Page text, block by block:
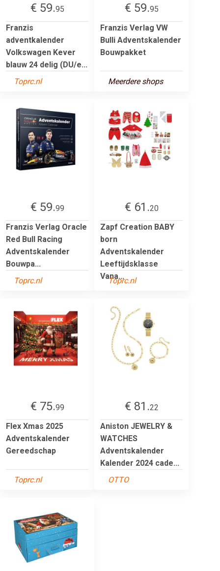
€ 59.95
Franzis
adventkalender
Volkswagen Kever
blauw 24 delig (DU/e...
Toprc.nl
€ 59.95
Franzis Verlag VW
Bulli Adventskalender
Bouwpakket
Meerdere shops
€ 59.99
Franzis Verlag Oracle
Red Bull Racing
Adventskalender
Bouwpa...
Toprc.nl
€ 61.20
Zapf Creation BABY
born
Adventskalender
Leeftijdsklasse
Vana...
Toprc.nl
€ 75.99
Flex Xmas 2025
Adventskalender
Gereedschap
Toprc.nl
€ 81.22
Aniston JEWELRY &
WATCHES
Adventskalender
Kalender 2024 cade...
OTTO